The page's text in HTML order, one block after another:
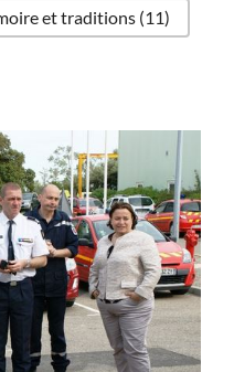
et traditions (11)